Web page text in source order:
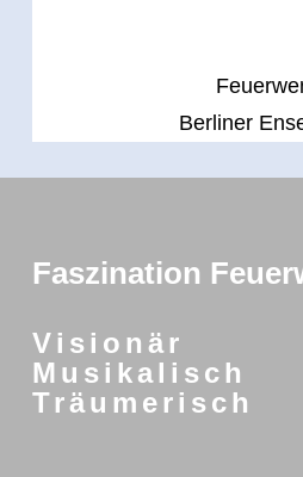
Berliner
Faszination
Visionär
Musikalisch
Träumerisch